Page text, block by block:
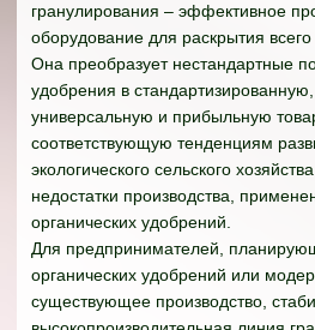
гранулирования – эффективное
оборудование для раскрытия
Она преобразует нестандартные
удобрения в
универсальную и прибыльную
соответствующую тенденциям
экологического сельского
недостатки производства,
органических удобрений.
Для предпринимателей,
органических удобрений или
существующее производство,